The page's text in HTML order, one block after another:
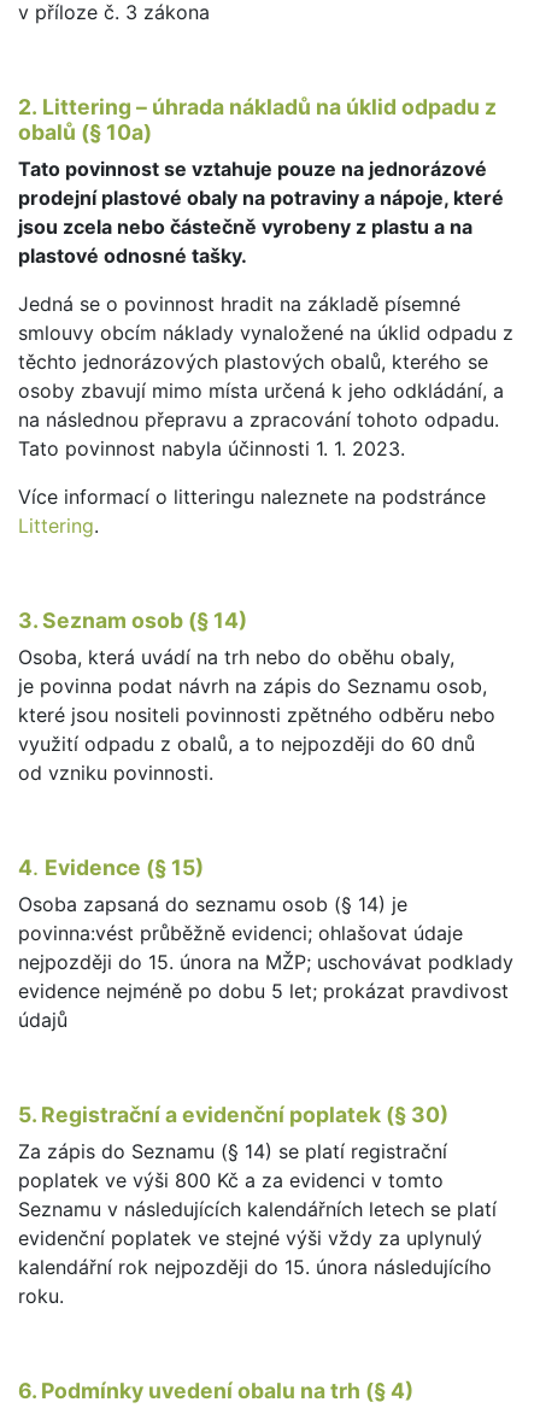
v příloze č. 3 zákona
2. Littering – úhrada nákladů na úklid odpadu z
obalů (§ 10a)
Tato povinnost se vztahuje pouze na jednorázové
prodejní plastové obaly na potraviny a nápoje, které
jsou zcela nebo částečně vyrobeny z plastu a na
plastové odnosné tašky.
Jedná se o povinnost hradit na základě písemné
smlouvy obcím náklady vynaložené na úklid odpadu z
těchto jednorázových plastových obalů, kterého se
osoby zbavují mimo místa určená k jeho odkládání, a
na následnou přepravu a zpracování tohoto odpadu.
Tato povinnost nabyla účinnosti 1. 1. 2023.
Více informací o litteringu naleznete na podstránce
Littering.
3. Seznam osob (§ 14)
Osoba, která uvádí na trh nebo do oběhu obaly,
je povinna podat návrh na zápis do Seznamu osob,
které jsou nositeli povinnosti zpětného odběru nebo
využití odpadu z obalů, a to nejpozději do 60 dnů
od vzniku povinnosti.
4. Evidence (§ 15)
Osoba zapsaná do seznamu osob (§ 14) je
povinna:vést průběžně evidenci; ohlašovat údaje
nejpozději do 15. února na MŽP; uschovávat podklady
evidence nejméně po dobu 5 let; prokázat pravdivost
údajů
5. Registrační a evidenční poplatek (§ 30)
Za zápis do Seznamu (§ 14) se platí registrační
poplatek ve výši 800 Kč a za evidenci v tomto
Seznamu v následujících kalendářních letech se platí
evidenční poplatek ve stejné výši vždy za uplynulý
kalendářní rok nejpozději do 15. února následujícího
roku.
6. Podmínky uvedení obalu na trh (§ 4)